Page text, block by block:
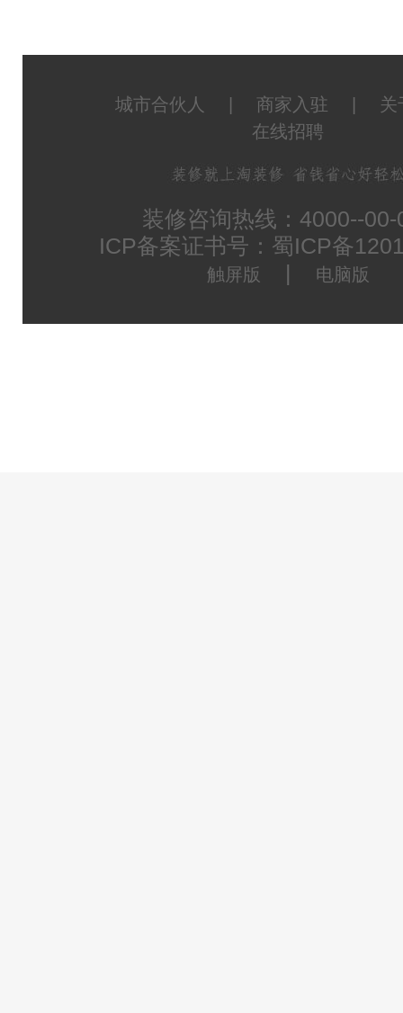
城市合伙人 商家入驻
关
在线招聘
装修咨询热线：4000--00-
ICP备案证书号：蜀ICP备
触屏版 | 电脑版